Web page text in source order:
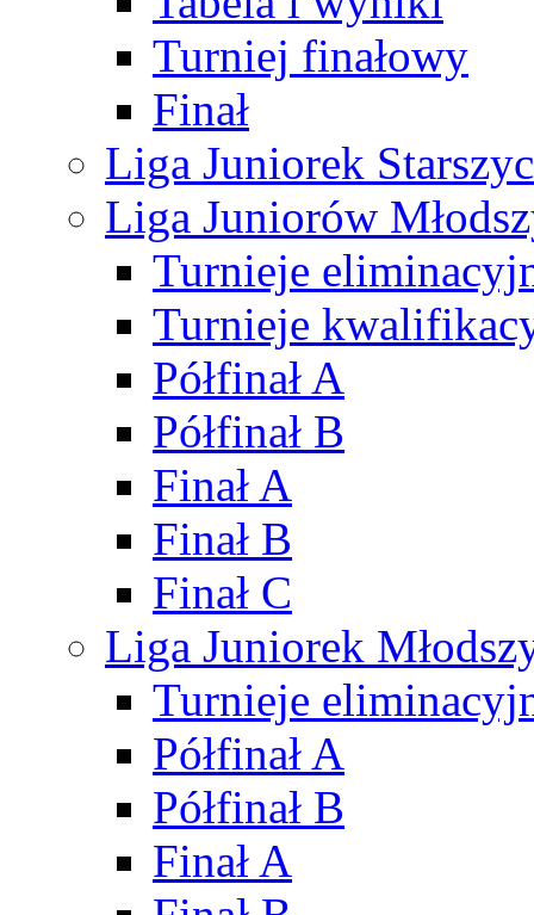
Turniej finałowy
Finał
Liga Juniorek
Liga Juniorów
Turnieje
Turnieje
Półfinał A
Półfinał B
Finał A
Finał B
Finał C
Liga Juniorek
Turnieje
Półfinał A
Półfinał B
Finał A